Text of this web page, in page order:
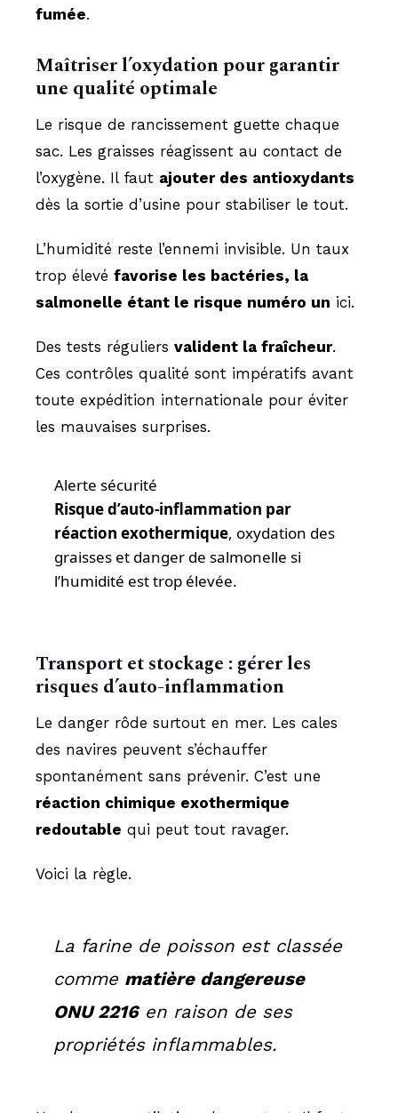
fumée.
Maîtriser l’oxydation pour garantir
une qualité optimale
Le risque de rancissement guette chaque
sac. Les graisses réagissent au contact de
l’oxygène. Il faut ajouter des antioxydants
dès la sortie d’usine pour stabiliser le tout.
L’humidité reste l’ennemi invisible. Un taux
trop élevé favorise les bactéries, la
salmonelle étant le risque numéro un ici.
Des tests réguliers valident la fraîcheur.
Ces contrôles qualité sont impératifs avant
toute expédition internationale pour éviter
les mauvaises surprises.
Alerte sécurité
Risque d’auto-inflammation par
réaction exothermique, oxydation des
graisses et danger de salmonelle si
l’humidité est trop élevée.
Transport et stockage : gérer les
risques d’auto-inflammation
Le danger rôde surtout en mer. Les cales
des navires peuvent s’échauffer
spontanément sans prévenir. C’est une
réaction chimique exothermique
redoutable qui peut tout ravager.
Voici la règle.
La farine de poisson est classée
comme matière dangereuse
ONU 2216en raison de ses
propriétés inflammables.